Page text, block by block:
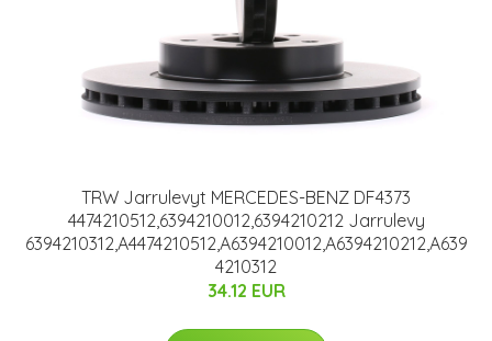
TRW Jarrulevyt MERCEDES-BENZ DF4373
4474210512,6394210012,6394210212 Jarrulevy
6394210312,A4474210512,A6394210012,A6394210212,A639
4210312
34.12 EUR